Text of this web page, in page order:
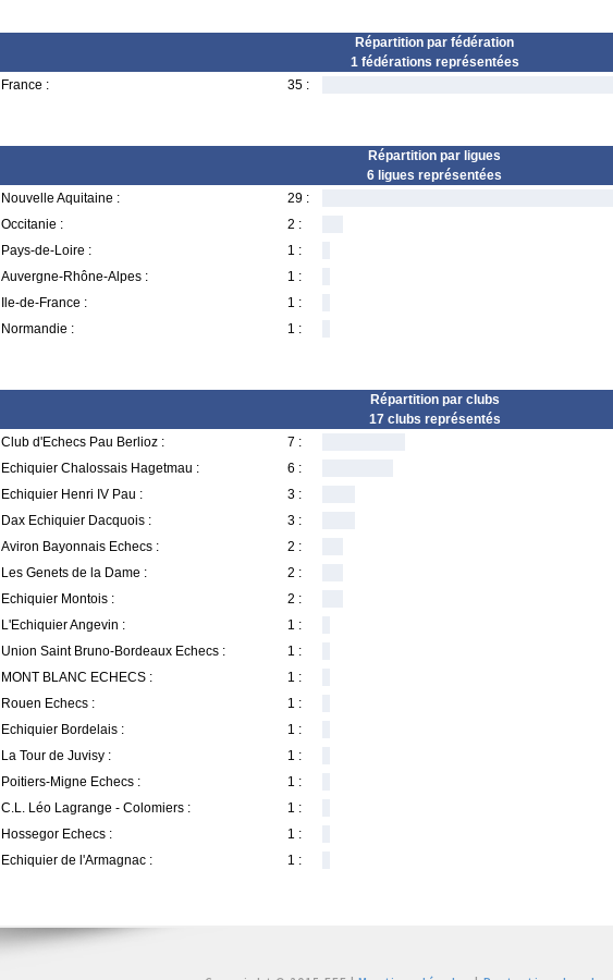
Répartition par fédération
1 fédérations représentées
France :
35 :
Répartition par ligues
6 ligues représentées
Nouvelle Aquitaine :
29 :
Occitanie :
2 :
Pays-de-Loire :
1 :
Auvergne-Rhône-Alpes :
1 :
Ile-de-France :
1 :
Normandie :
1 :
Répartition par clubs
17 clubs représentés
Club d'Echecs Pau Berlioz :
7 :
Echiquier Chalossais Hagetmau :
6 :
Echiquier Henri IV Pau :
3 :
Dax Echiquier Dacquois :
3 :
Aviron Bayonnais Echecs :
2 :
Les Genets de la Dame :
2 :
Echiquier Montois :
2 :
L'Echiquier Angevin :
1 :
Union Saint Bruno-Bordeaux Echecs :
1 :
MONT BLANC ECHECS :
1 :
Rouen Echecs :
1 :
Echiquier Bordelais :
1 :
La Tour de Juvisy :
1 :
Poitiers-Migne Echecs :
1 :
C.L. Léo Lagrange - Colomiers :
1 :
Hossegor Echecs :
1 :
Echiquier de l'Armagnac :
1 :